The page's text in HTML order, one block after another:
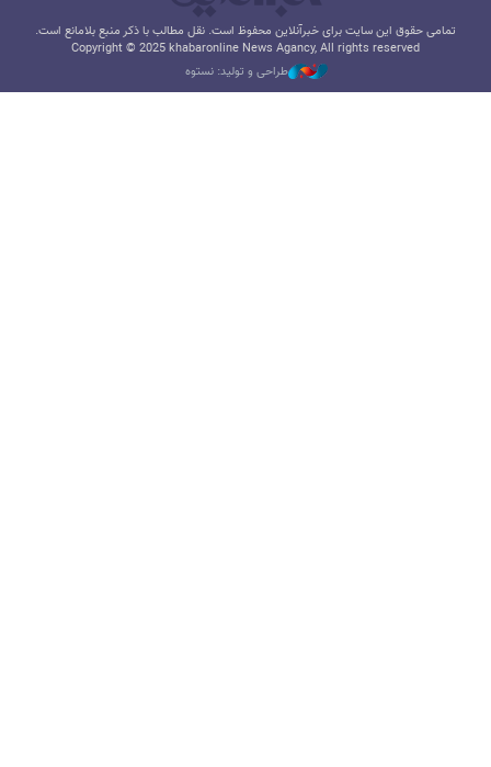
تمامی حقوق این سایت برای خبرآنلاین محفوظ است. نقل مطالب با ذکر منبع بلامانع است.
Copyright © 2025 khabaronline News Agancy, All rights reserved
طراحی و تولید: نستوه